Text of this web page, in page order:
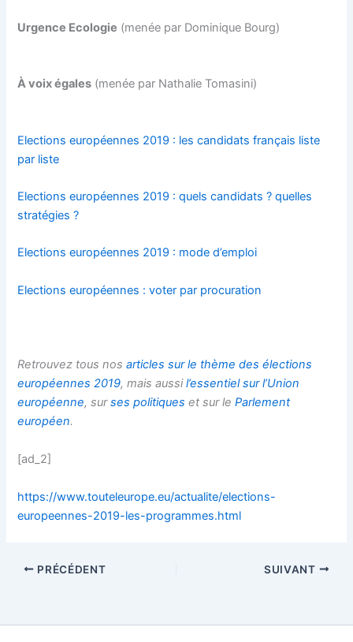
Urgence Ecologie (menée par Dominique Bourg)
À voix égales (menée par Nathalie Tomasini)
Elections européennes 2019 : les candidats français liste
par liste
Elections européennes 2019 : quels candidats ? quelles
stratégies ?
Elections européennes 2019 : mode d’emploi
Elections européennes : voter par procuration
Retrouvez tous nosarticles sur le thème des élections
européennes 2019, mais aussil’essentiel sur l’Union
européenne, surses politiques et sur leParlement
européen.
[ad_2]
https://www.touteleurope.eu/actualite/elections-
europeennes-2019-les-programmes.html
PRÉCÉDENT SUIVANT